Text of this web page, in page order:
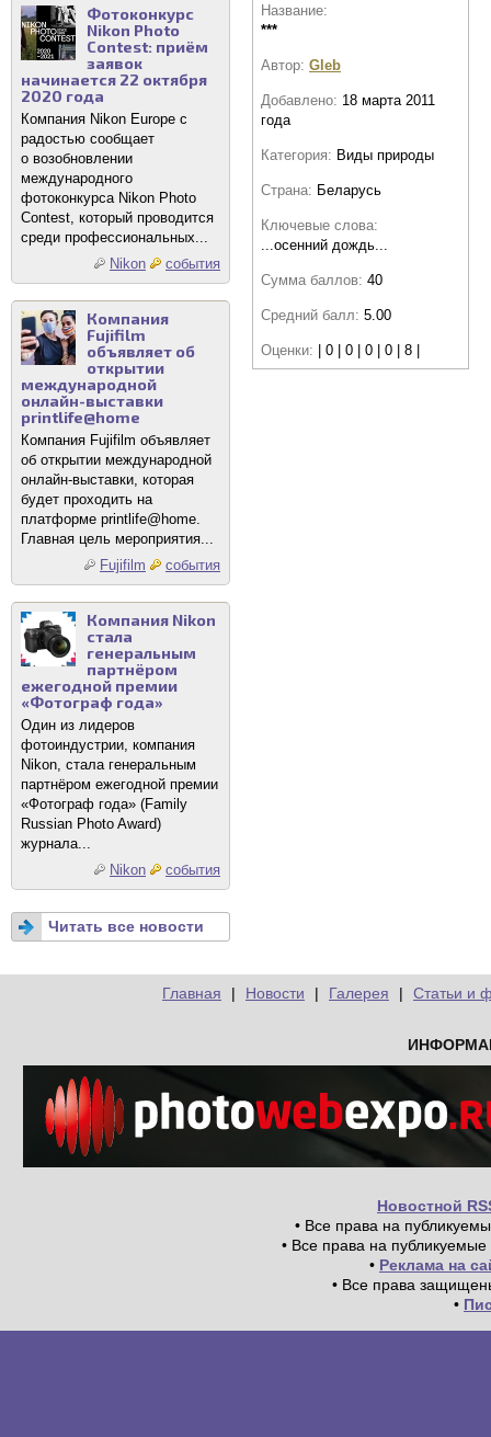
Фотоконкурс
Nikon Photo
Contest: приём
заявок
начинается 22 октября
2020 года
Компания Nikon Europe с
радостью сообщает
о возобновлении
международного
фотоконкурса Nikon Photo
Contest, который проводится
среди профессиональных...
Nikon
события
Компания
Fujifilm
объявляет об
открытии
международной
онлайн-выставки
printlife@home
Компания Fujifilm объявляет
об открытии международной
онлайн-выставки, которая
будет проходить на
платформе printlife@home.
Главная цель мероприятия...
Fujifilm
события
Компания Nikon
стала
генеральным
партнёром
ежегодной премии
«Фотограф года»
Один из лидеров
фотоиндустрии, компания
Nikon, стала генеральным
партнёром ежегодной премии
«Фотограф года» (Family
Russian Photo Award)
журнала...
Nikon
события
Читать все новости
Название:
***
Автор: Gleb
Добавлено: 18 марта 2011
года
Категория: Виды природы
Страна: Беларусь
Ключевые слова:
...осенний дождь...
Сумма баллов: 40
Средний балл: 5.00
Оценки: | 0 | 0 | 0 | 0 | 8 |
Главная | Новости | Галерея | Статьи и
Новостной
• Все права на
• Все права на
• Реклама на
• Все права
•